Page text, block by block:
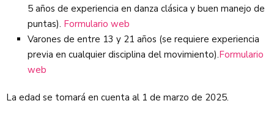
5 años de experiencia en danza clásica y buen manejo de
puntas). Formulario web
Varones de entre 13 y 21 años (se requiere experiencia
previa en cualquier disciplina del movimiento).Formulario
web
La edad se tomará en cuenta al 1 de marzo de 2025.